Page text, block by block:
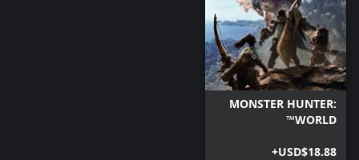
MONSTER HUNTER:
WORLD™
USD$18.88+